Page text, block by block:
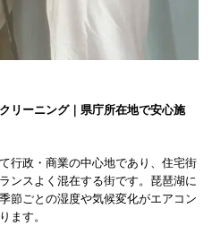
リーニング｜県庁所在地で安心施
行政・商業の中心地であり、住宅街
ンスよく混在する街です。琵琶湖に
節ごとの湿度や気候変化がエアコン
ます。